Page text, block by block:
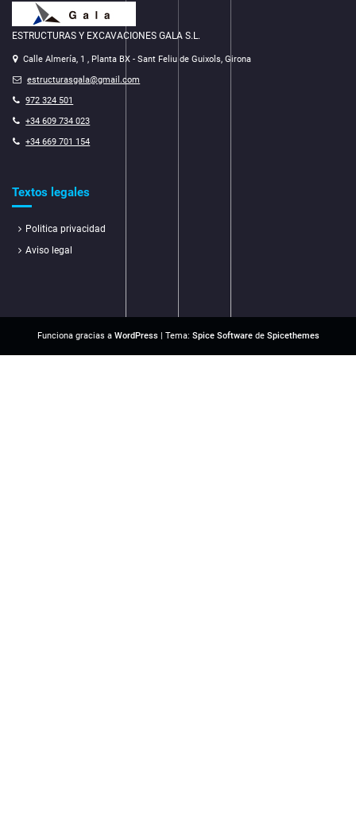
ESTRUCTURAS Y EXCAVACIONES GALA S.L.
Calle Almería, 1 , Planta BX - Sant Feliu de Guixols, Girona
estructurasgala@gmail.com
972 324 501
+34 609 734 023
+34 669 701 154
Textos legales
Politica privacidad
Aviso legal
Funciona gracias a WordPress| Tema: Spice Softwarede Spicethemes